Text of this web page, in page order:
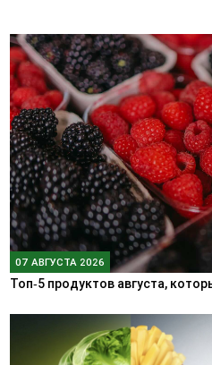
07 АВГУСТА 2026
Топ‑5 продуктов августа,